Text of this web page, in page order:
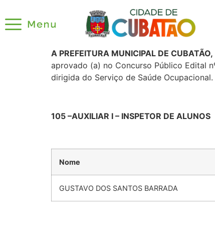
A PREFEITURA MUNICIPAL DE CUBATÃO,
aprovado (a) no Concurso Público Edital
dirigida do Serviço de Saúde Ocupacional.
105 –AUXILIAR I – INSPETOR DE ALUNOS
Nome
GUSTAVO DOS SANTOS BARRADA